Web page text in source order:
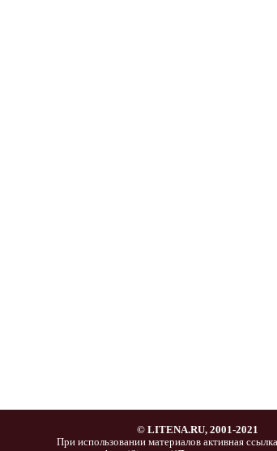
© LITENA.RU, 2001-2021
При использовании материалов активная